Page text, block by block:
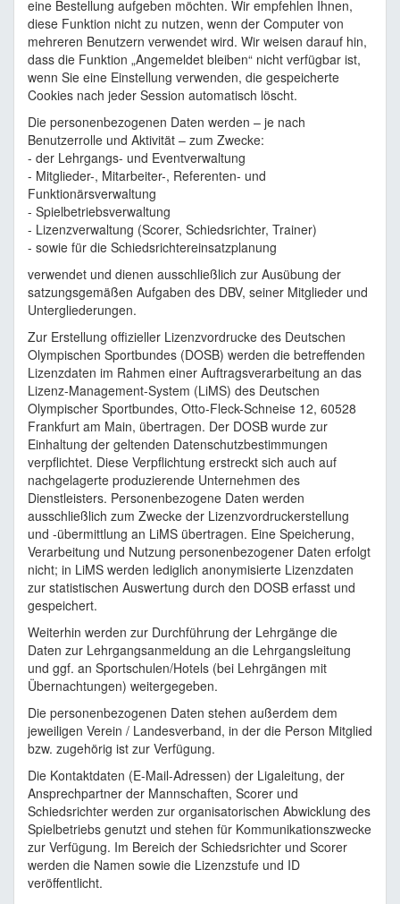
eine Bestellung aufgeben möchten. Wir empfehlen Ihnen,
diese Funktion nicht zu nutzen, wenn der Computer von
mehreren Benutzern verwendet wird. Wir weisen darauf hin,
dass die Funktion „Angemeldet bleiben“ nicht verfügbar ist,
wenn Sie eine Einstellung verwenden, die gespeicherte
Cookies nach jeder Session automatisch löscht.
Die personenbezogenen Daten werden – je nach
Benutzerrolle und Aktivität – zum Zwecke:
- der Lehrgangs- und Eventverwaltung
- Mitglieder-, Mitarbeiter-, Referenten- und
Funktionärsverwaltung
- Spielbetriebsverwaltung
- Lizenzverwaltung (Scorer, Schiedsrichter, Trainer)
- sowie für die Schiedsrichtereinsatzplanung
verwendet und dienen ausschließlich zur Ausübung der
satzungsgemäßen Aufgaben des DBV, seiner Mitglieder und
Untergliederungen.
Zur Erstellung offizieller Lizenzvordrucke des Deutschen
Olympischen Sportbundes (DOSB) werden die betreffenden
Lizenzdaten im Rahmen einer Auftragsverarbeitung an das
Lizenz-Management-System (LiMS) des Deutschen
Olympischer Sportbundes, Otto-Fleck-Schneise 12, 60528
Frankfurt am Main, übertragen. Der DOSB wurde zur
Einhaltung der geltenden Datenschutzbestimmungen
verpflichtet. Diese Verpflichtung erstreckt sich auch auf
nachgelagerte produzierende Unternehmen des
Dienstleisters. Personenbezogene Daten werden
ausschließlich zum Zwecke der Lizenzvordruckerstellung
und -übermittlung an LiMS übertragen. Eine Speicherung,
Verarbeitung und Nutzung personenbezogener Daten erfolgt
nicht; in LiMS werden lediglich anonymisierte Lizenzdaten
zur statistischen Auswertung durch den DOSB erfasst und
gespeichert.
Weiterhin werden zur Durchführung der Lehrgänge die
Daten zur Lehrgangsanmeldung an die Lehrgangsleitung
und ggf. an Sportschulen/Hotels (bei Lehrgängen mit
Übernachtungen) weitergegeben.
Die personenbezogenen Daten stehen außerdem dem
jeweiligen Verein / Landesverband, in der die Person Mitglied
bzw. zugehörig ist zur Verfügung.
Die Kontaktdaten (E-Mail-Adressen) der Ligaleitung, der
Ansprechpartner der Mannschaften, Scorer und
Schiedsrichter werden zur organisatorischen Abwicklung des
Spielbetriebs genutzt und stehen für Kommunikationszwecke
zur Verfügung. Im Bereich der Schiedsrichter und Scorer
werden die Namen sowie die Lizenzstufe und ID
veröffentlicht.